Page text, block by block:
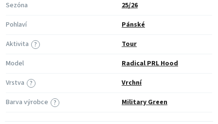
Sezóna
25/26
Pohlaví
Pánské
?
Aktivita
Tour
Model
Radical PRL Hood
?
Vrstva Vrchní
?
Barva výrobce Military Green